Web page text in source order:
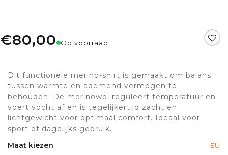
€80,00 Op voorraad
Dit functionele merino-shirt is gemaakt om balans
tussen warmte en ademend vermogen te
behouden. De merinowol reguleert temperatuur en
voert vocht af en is tegelijkertijd zacht en
lichtgewicht voor optimaal comfort. Ideaal voor
sport of dagelijks gebruik.
Maat kiezen
EU